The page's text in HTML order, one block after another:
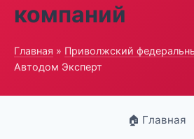
компаний
Главная » Приволжский
Автодом Эксперт
🏠 Главная